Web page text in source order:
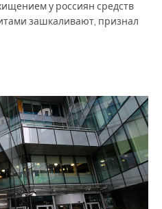
у россиян средств
зашкаливают, признал